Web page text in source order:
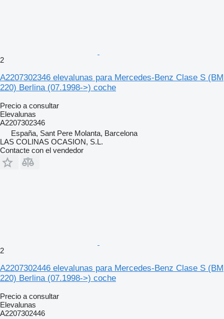
2
A2207302346 elevalunas para Mercedes-Benz Clase S (BM
220) Berlina (07.1998->) coche
Precio a consultar
Elevalunas
A2207302346
España, Sant Pere Molanta, Barcelona
LAS COLINAS OCASION, S.L.
Contacte con el vendedor
2
A2207302446 elevalunas para Mercedes-Benz Clase S (BM
220) Berlina (07.1998->) coche
Precio a consultar
Elevalunas
A2207302446